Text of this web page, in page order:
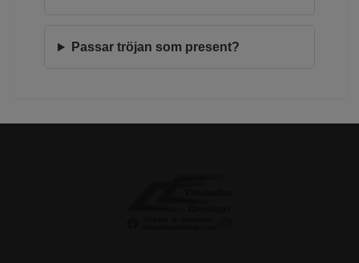
Passar tröjan som present?